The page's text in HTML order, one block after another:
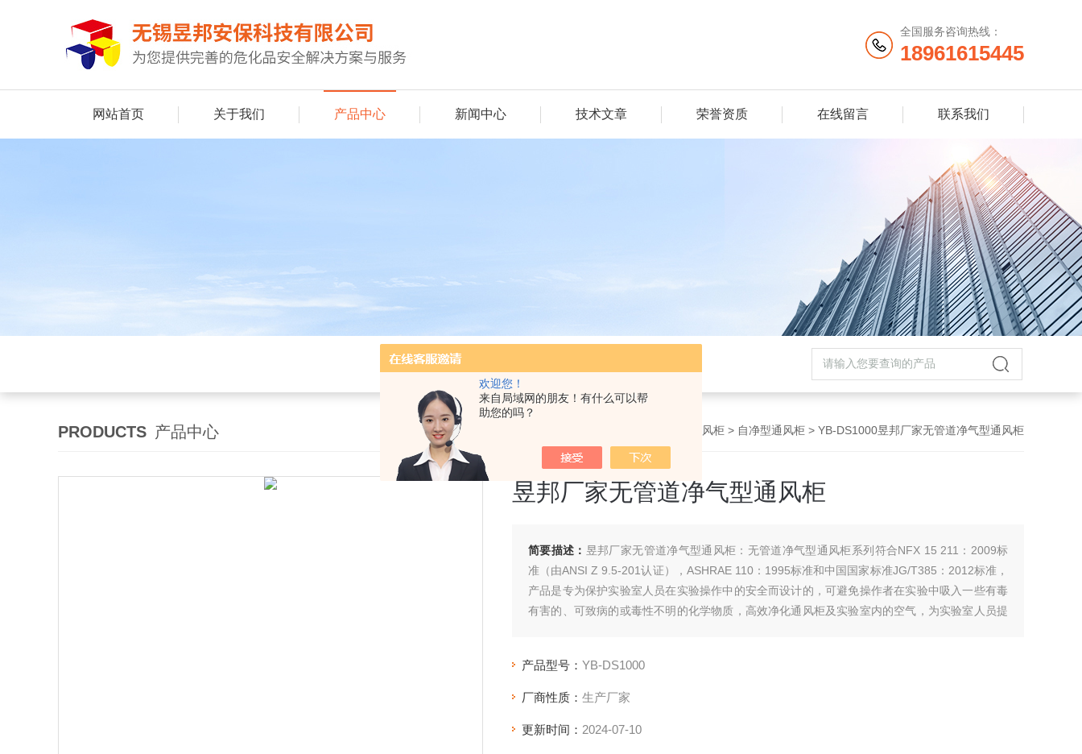
欢迎您！
来自局域网的朋友！有什么可以帮
助您的吗？
全国服务咨询热线：
18961615445
网站首页 关于我们 产品中心 新闻中心 技术文章 荣誉资质 在线留言 联系我们
PRODUCTS 产品中心 无管净气型通风柜 > 自净型通风柜 > YB-DS1000昱邦厂家无管道净气型通风柜
昱邦厂家无管道净气型通风柜
简要描述： 昱邦厂家无管道净气型通风柜：无管道净气型通风柜系列符合NFX 15 211：2009标
准（由ANSI Z 9.5-201认证），ASHRAE 110：1995标准和中国国家标准JG/T385：2012标准，
产品是专为保护实验室人员在实验操作中的安全而设计的，可避免操作者在实验中吸入一些有毒
有害的、可致病的或毒性不明的化学物质，高效净化通风柜及实验室内的空气，为实验室人员提
产品型号： YB-DS1000
厂商性质： 生产厂家
更新时间： 2024-07-10